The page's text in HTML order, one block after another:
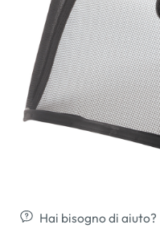
Hai bisogno di aiuto?